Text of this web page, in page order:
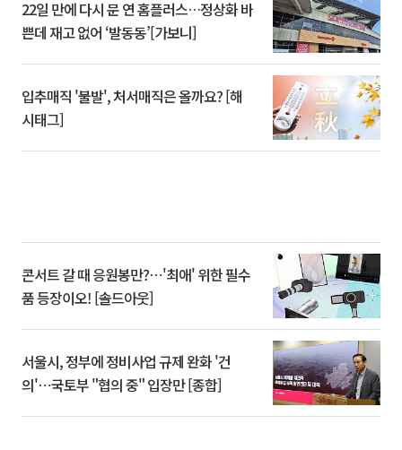
22일 만에 다시 문 연 홈플러스…정상화 바
쁜데 재고 없어 ‘발동동’[가보니]
입추매직 '불발', 처서매직은 올까요? [해
시태그]
콘서트 갈 때 응원봉만?⋯'최애' 위한 필수
품 등장이오! [솔드아웃]
서울시, 정부에 정비사업 규제 완화 '건
의'⋯국토부 "협의 중" 입장만 [종합]